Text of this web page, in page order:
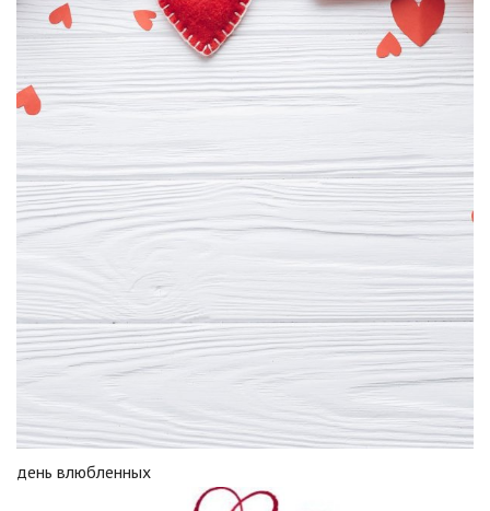
день влюбленных